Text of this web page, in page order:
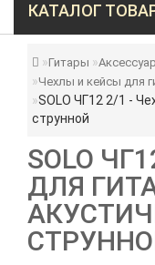
КАТАЛОГ
Гитары
Чехлы и кейсы для
SOLO ЧГ12 2/1 -
струнной
SOLO
ДЛЯ